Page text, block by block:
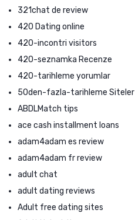
321chat de review
420 Dating online
420-incontri visitors
420-seznamka Recenze
420-tarihleme yorumlar
50den-fazla-tarihleme Siteler
ABDLMatch tips
ace cash installment loans
adam4adam es review
adam4adam fr review
adult chat
adult dating reviews
Adult free dating sites